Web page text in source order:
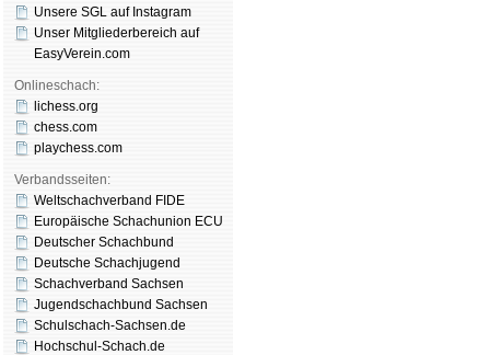
Unsere SGL auf Insta­gram
Unser Mitgliederbereich auf
EasyVerein.com
Onlineschach:
lichess.org
chess.com
playchess.com
Verbandsseiten:
Weltschachverband FIDE
Europäische Schachunion ECU
Deutscher Schachbund
Deutsche Schachjugend
Schachverband Sachsen
Jugendschachbund Sachsen
Schulschach-Sachsen.de
Hochschul-Schach.de